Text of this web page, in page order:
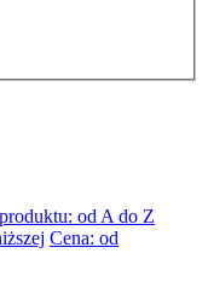
od A do Z
Cena: od